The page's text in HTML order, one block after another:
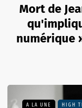
Mort de
numérique
A LA UNE HIGH